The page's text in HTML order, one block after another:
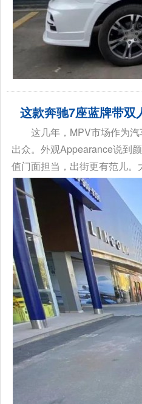
这款奔驰7座蓝牌带双
这几年，MPV市场作为
出众。外观Appearance说到
值门面担当，出街更有范儿